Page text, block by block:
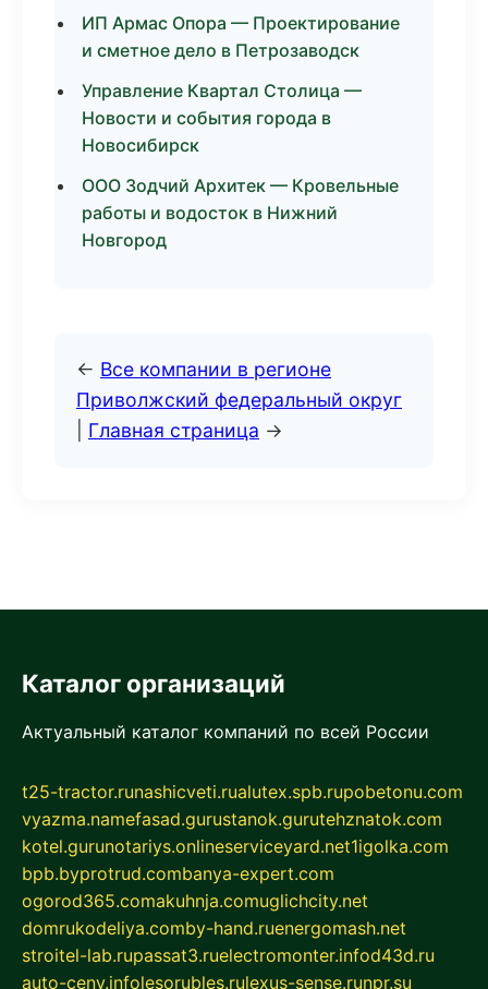
ИП Армас Опора — Проектирование
и сметное дело в Петрозаводск
Управление Квартал Столица —
Новости и события города в
Новосибирск
ООО Зодчий Архитек — Кровельные
работы и водосток в Нижний
Новгород
← Все компании в регионе
Приволжский федеральный округ
Главная страница →
Каталог организаций
Актуальный каталог компаний по всей России
t25-tractor.runashicveti.rualutex.spb.rupobetonu.com
vyazma.namefasad.gurustanok.gurutehznatok.com
kotel.gurunotariys.onlineserviceyard.net1igolka.com
bpb.byprotrud.combanya-expert.com
ogorod365.comakuhnja.comuglichcity.net
domrukodeliya.comby-hand.ruenergomash.net
stroitel-lab.rupassat3.ruelectromonter.infod43d.ru
auto-ceny.infolesorubles.rulexus-sense.runpr.su